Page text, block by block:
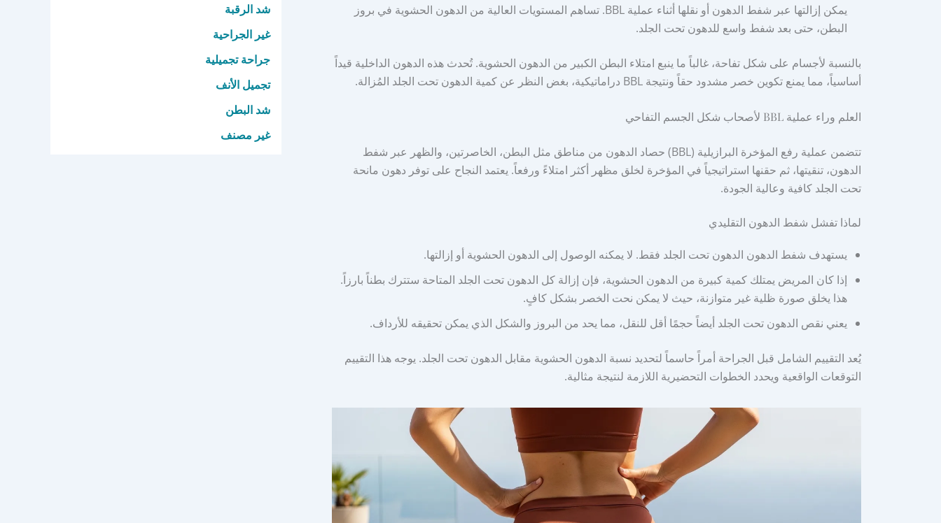
يمكن إزالتها عبر شفط الدهون أو نقلها أثناء عملية BBL. تساهم المستويات العالية من الدهون الحشوية في بروز
البطن، حتى بعد شفط واسع للدهون تحت الجلد.
بالنسبة لأجسام على شكل تفاحة، غالباً ما ينبع امتلاء البطن الكبير من الدهون الحشوية. تُحدث هذه الدهون الداخلية قيداً
أساسياً، مما يمنع تكوين خصر مشدود حقاً ونتيجة BBL دراماتيكية، بغض النظر عن كمية الدهون تحت الجلد المُزالة.
العلم وراء عملية BBL لأصحاب شكل الجسم التفاحي
تتضمن عملية رفع المؤخرة البرازيلية (BBL) حصاد الدهون من مناطق مثل البطن، الخاصرتين، والظهر عبر شفط
الدهون، تنقيتها، ثم حقنها استراتيجياً في المؤخرة لخلق مظهر أكثر امتلاءً ورفعاً. يعتمد النجاح على توفر دهون مانحة
تحت الجلد كافية وعالية الجودة.
لماذا تفشل شفط الدهون التقليدي
يستهدف شفط الدهون الدهون تحت الجلد فقط. لا يمكنه الوصول إلى الدهون الحشوية أو إزالتها.
إذا كان المريض يمتلك كمية كبيرة من الدهون الحشوية، فإن إزالة كل الدهون تحت الجلد المتاحة ستترك بطناً بارزاً.
هذا يخلق صورة ظلية غير متوازنة، حيث لا يمكن نحت الخصر بشكل كافٍ.
يعني نقص الدهون تحت الجلد أيضاً حجمًا أقل للنقل، مما يحد من البروز والشكل الذي يمكن تحقيقه للأرداف.
يُعد التقييم الشامل قبل الجراحة أمراً حاسماً لتحديد نسبة الدهون الحشوية مقابل الدهون تحت الجلد. يوجه هذا التقييم
التوقعات الواقعية ويحدد الخطوات التحضيرية اللازمة لنتيجة مثالية.
شد الرقبة
غير الجراحية
جراحة تجميلية
تجميل الأنف
شد البطن
غير مصنف